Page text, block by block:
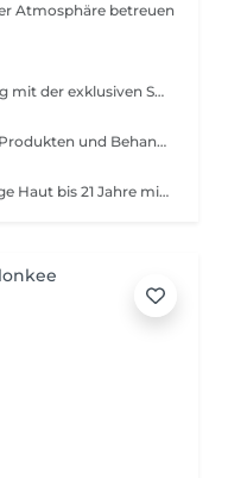
Atmosphäre betreuen
Eine luxuriöse Anti-Aging Behandlung mit der exklusiven SEA CREATION Linie von BABOR. Hochwirksame Tiefsee-Inhaltsstoffe, kombiniert mit warm-kalt Anwendungen sowie Hand- und Armpflege, sorgen für intensive Regeneration und pure Entspannung.
Individuelle, kostenfreie Beratung zu Produkten und Behandlungen einzeln oder ergänzend zu jeder Anwendung buchbar.
Spezielle Gesichtsbehandlung für junge Haut bis 21 Jahre mit Fokus auf gründliche Ausreinigung und Hautklärung.